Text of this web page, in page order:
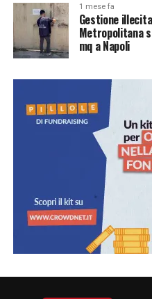
1 mese fa
Gestione
Metropolitana
mq a Napoli